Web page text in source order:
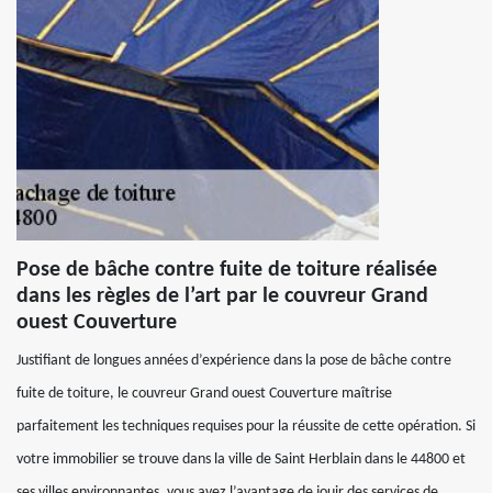
Pose de bâche contre fuite de toiture réalisée
dans les règles de l’art par le couvreur Grand
ouest Couverture
Justifiant de longues années d’expérience dans la pose de bâche contre
fuite de toiture, le couvreur Grand ouest Couverture maîtrise
parfaitement les techniques requises pour la réussite de cette opération. Si
votre immobilier se trouve dans la ville de Saint Herblain dans le 44800 et